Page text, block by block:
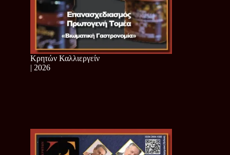
Κρητών Καλλιεργείν
| 2026